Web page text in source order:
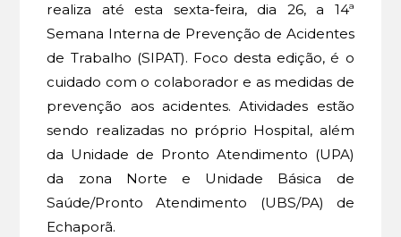
realiza até esta sexta-feira, dia 26, a 14ª
Semana Interna de Prevenção de Acidentes
de Trabalho (SIPAT). Foco desta edição, é o
cuidado com o colaborador e as medidas de
prevenção aos acidentes. Atividades estão
sendo realizadas no próprio Hospital, além
da Unidade de Pronto Atendimento (UPA)
da zona Norte e Unidade Básica de
Saúde/Pronto Atendimento (UBS/PA) de
Echaporã.